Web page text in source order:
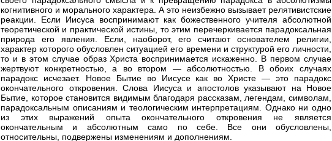
когнитивного и морального характера. А это неизбежно вызывает релятивистские
реакции. Если Иисуса воспринимают как божественного учителя абсолютной
теоретической и практической истины, то этим перечеркивается парадоксальная
природа его явления. Если, наоборот, его считают основателем религии,
характер которого обусловлен ситуацией его времени и структурой его личности,
то и в этом случае образ Христа воспринимается искаженно. В первом случае
жертвуют конкретностью, а во втором — абсолютностью. В обоих случаях
парадокс исчезает. Новое Бытие во Иисусе как во Христе — это парадокс
окончательного откровения. Слова Иисуса и апостолов указывают на Новое
Бытие, которое становится видимым благодаря рассказам, легендам, символам,
парадоксальным описаниям и теологическим интерпретациям. Однако ни одно
из этих выражений опыта окончательного откровения не является
окончательным и абсолютным само по себе. Все они обусловлены,
относительны, подвержены изменениям и дополнениям.